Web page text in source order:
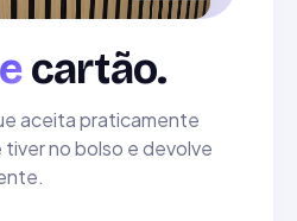
ecartão.
aceita praticamente
no bolso e devolve